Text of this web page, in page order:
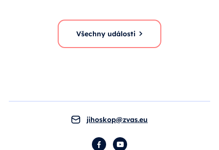
Všechny události
jihoskop@zvas.eu
FacebookYouTube